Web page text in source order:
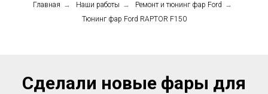
Главная → Наши работы → Ремонт и тюнинг фар Ford →
Тюнинг фар Ford RAPTOR F150
Сделали новые фары для